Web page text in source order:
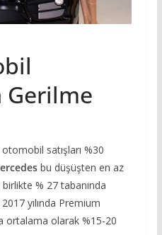
Gerilme
otomobil satışları %30
bu düşüşten en az
% 27 tabanında
yılında Premium
ortalama olarak %15-20